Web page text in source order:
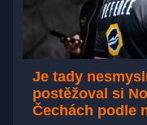
Je tady
postěžoval si
Čechách podle